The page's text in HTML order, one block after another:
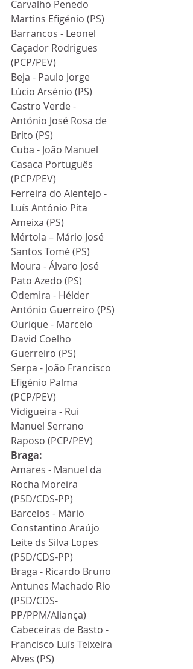
Carvalho Penedo
Martins Efigénio (PS)
Barrancos - Leonel
Caçador Rodrigues
(PCP/PEV)
Beja - Paulo Jorge
Lúcio Arsénio (PS)
Castro Verde -
António José Rosa de
Brito (PS)
Cuba - João Manuel
Casaca Português
(PCP/PEV)
Ferreira do Alentejo -
Luís António Pita
Ameixa (PS)
Mértola – Mário José
Santos Tomé (PS)
Moura - Álvaro José
Pato Azedo (PS)
Odemira - Hélder
António Guerreiro (PS)
Ourique - Marcelo
David Coelho
Guerreiro (PS)
Serpa - João Francisco
Efigénio Palma
(PCP/PEV)
Vidigueira - Rui
Manuel Serrano
Raposo (PCP/PEV)
Braga:
Amares - Manuel da
Rocha Moreira
(PSD/CDS-PP)
Barcelos - Mário
Constantino Araújo
Leite ds Silva Lopes
(PSD/CDS-PP)
Braga - Ricardo Bruno
Antunes Machado Rio
(PSD/CDS-
PP/PPM/Aliança)
Cabeceiras de Basto -
Francisco Luís Teixeira
Alves (PS)